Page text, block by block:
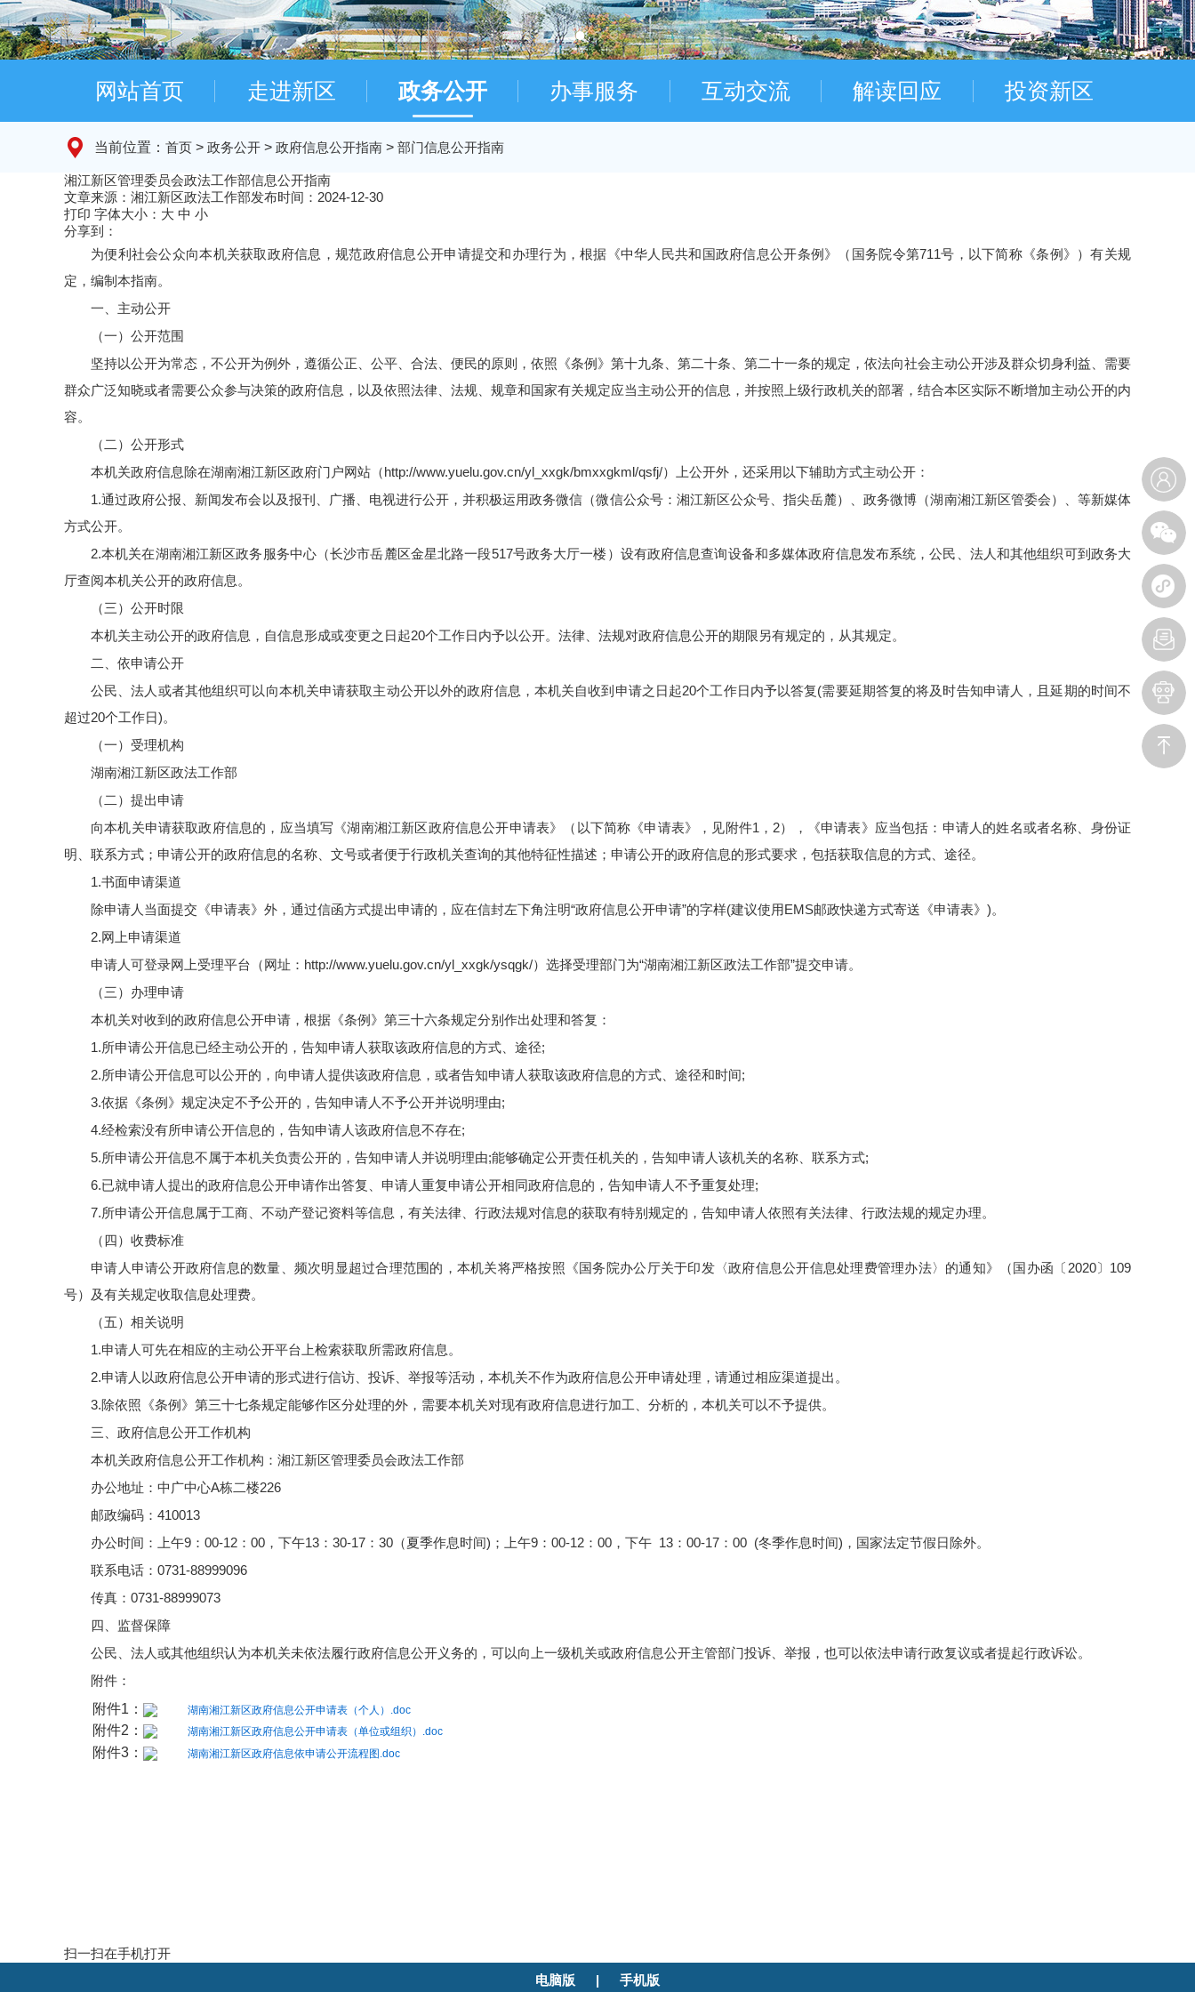
网站首页 走进新区 政务公开 办事服务 互动交流 解读回应 投资新区
当前位置： 首页 > 政务公开 > 政府信息公开指南 > 部门信息公开指南
湘江新区管理委员会政法工作部信息公开指南
文章来源：湘江新区政法工作部发布时间：2024-12-30
打印 字体大小： 大 中 小
分享到：
为便利社会公众向本机关获取政府信息，规范政府信息公开申请提交和办理行为，根据《中华人民共和国政府信息公开条例》（国务院令第711号，以下简称《条例》）有关规
定，编制本指南。
一、主动公开
（一）公开范围
坚持以公开为常态，不公开为例外，遵循公正、公平、合法、便民的原则，依照《条例》第十九条、第二十条、第二十一条的规定，依法向社会主动公开涉及群众切身利益、需要
群众广泛知晓或者需要公众参与决策的政府信息，以及依照法律、法规、规章和国家有关规定应当主动公开的信息，并按照上级行政机关的部署，结合本区实际不断增加主动公开的内
容。
（二）公开形式
本机关政府信息除在湖南湘江新区政府门户网站（http://www.yuelu.gov.cn/yl_xxgk/bmxxgkml/qsfj/）上公开外，还采用以下辅助方式主动公开：
1.通过政府公报、新闻发布会以及报刊、广播、电视进行公开，并积极运用政务微信（微信公众号：湘江新区公众号、指尖岳麓）、政务微博（湖南湘江新区管委会）、等新媒体
方式公开。
2.本机关在湖南湘江新区政务服务中心（长沙市岳麓区金星北路一段517号政务大厅一楼）设有政府信息查询设备和多媒体政府信息发布系统，公民、法人和其他组织可到政务大
厅查阅本机关公开的政府信息。
（三）公开时限
本机关主动公开的政府信息，自信息形成或变更之日起20个工作日内予以公开。法律、法规对政府信息公开的期限另有规定的，从其规定。
二、依申请公开
公民、法人或者其他组织可以向本机关申请获取主动公开以外的政府信息，本机关自收到申请之日起20个工作日内予以答复(需要延期答复的将及时告知申请人，且延期的时间不
超过20个工作日)。
（一）受理机构
湖南湘江新区政法工作部
（二）提出申请
向本机关申请获取政府信息的，应当填写《湖南湘江新区政府信息公开申请表》（以下简称《申请表》，见附件1 ， 2），《申请表》应当包括：申请人的姓名或者名称、身份证
明、联系方式；申请公开的政府信息的名称、文号或者便于行政机关查询的其他特征性描述；申请公开的政府信息的形式要求，包括获取信息的方式、途径。
1.书面申请渠道
除申请人当面提交《申请表》外，通过信函方式提出申请的，应在信封左下角注明“政府信息公开申请”的字样(建议使用EMS邮政快递方式寄送《申请表》 )。
2.网上申请渠道
申请人可登录网上受理平台（网址： http://www.yuelu.gov.cn/yl_xxgk/ysqgk/）选择受理部门为“湖南湘江新区政法工作部”提交申请。
（三）办理申请
本机关对收到的政府信息公开申请，根据《条例》第三十六条规定分别作出处理和答复：
1.所申请公开信息已经主动公开的，告知申请人获取该政府信息的方式、途径;
2.所申请公开信息可以公开的，向申请人提供该政府信息，或者告知申请人获取该政府信息的方式、途径和时间;
3.依据《条例》规定决定不予公开的，告知申请人不予公开并说明理由;
4.经检索没有所申请公开信息的，告知申请人该政府信息不存在;
5.所申请公开信息不属于本机关负责公开的，告知申请人并说明理由;能够确定公开责任机关的，告知申请人该机关的名称、联系方式;
6.已就申请人提出的政府信息公开申请作出答复、申请人重复申请公开相同政府信息的，告知申请人不予重复处理;
7.所申请公开信息属于工商、不动产登记资料等信息，有关法律、行政法规对信息的获取有特别规定的，告知申请人依照有关法律、行政法规的规定办理。
（四）收费标准
申请人申请公开政府信息的数量、频次明显超过合理范围的，本机关将严格按照《国务院办公厅关于印发〈政府信息公开信息处理费管理办法〉的通知》（国办函〔 2020〕 109
号）及有关规定收取信息处理费。
（五）相关说明
1.申请人可先在相应的主动公开平台上检索获取所需政府信息。
2.申请人以政府信息公开申请的形式进行信访、投诉、举报等活动，本机关不作为政府信息公开申请处理，请通过相应渠道提出。
3.除依照《条例》第三十七条规定能够作区分处理的外，需要本机关对现有政府信息进行加工、分析的，本机关可以不予提供。
三、政府信息公开工作机构
本机关政府信息公开工作机构：湘江新区管理委员会政法工作部
办公地址：中广中心A栋二楼226
邮政编码： 410013
办公时间：上午9 ： 00-12 ： 00 ，下午13 ： 30-17 ： 30 （夏季作息时间) ；上午9 ： 00-12 ： 00 ，下午 13 ： 00-17 ： 00 (冬季作息时间) ，国家法定节假日除外。
联系电话： 0731-88999096
传真： 0731-88999073
四、监督保障
公民、法人或其他组织认为本机关未依法履行政府信息公开义务的，可以向上一级机关或政府信息公开主管部门投诉、举报，也可以依法申请行政复议或者提起行政诉讼。
附件：
附件1：
湖南湘江新区政府信息公开申请表（个人）.doc
附件2： 湖南湘江新区政府信息公开申请表（单位或组织）.doc
附件3： 湖南湘江新区政府信息依申请公开流程图.doc
扫一扫在手机打开
电脑版
| 手机版